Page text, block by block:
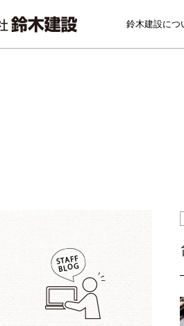
鈴木建設につ